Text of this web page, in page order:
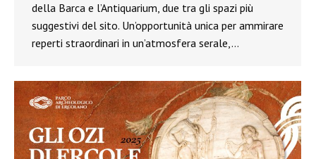
della Barca e l’Antiquarium, due tra gli spazi più
suggestivi del sito. Un’opportunità unica per ammirare
reperti straordinari in un’atmosfera serale,…